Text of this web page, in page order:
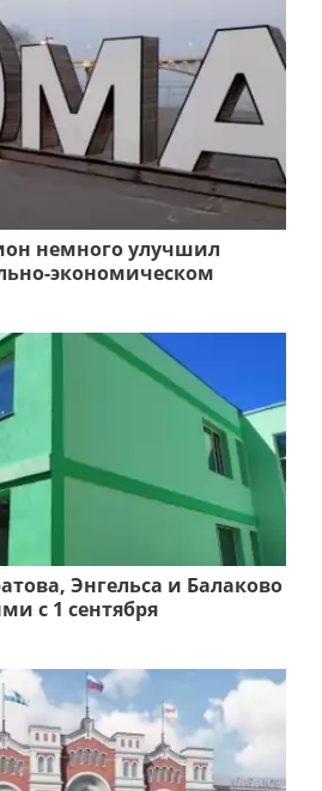
немного улучшил
экономическом
Энгельса и Балаково
с 1 сентября